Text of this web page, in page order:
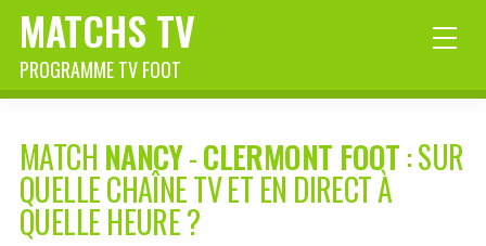
MATCHS TV
PROGRAMME TV FOOT
MATCH NANCY-CLERMONT FOOT: SUR
QUELLE CHAÎNE TV ET EN DIRECT À
QUELLE HEURE ?